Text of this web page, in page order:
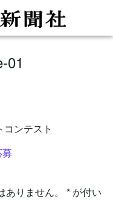
01
ンテスト
りません。 * が付い